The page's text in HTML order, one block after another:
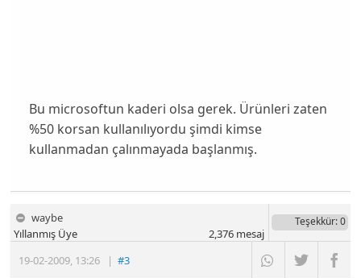
Bu microsoftun kaderi olsa gerek. Ürünleri zaten
%50 korsan kullanılıyordu şimdi kimse
kullanmadan çalınmayada başlanmış.
waybe
19-02-2009, 13:26 |#3
Yıllanmış Üye
Teşekkür: 0
2,376mesaj